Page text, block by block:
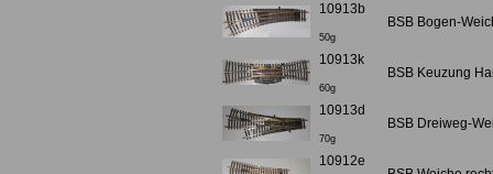
10913b
50g
BSB Bogen-
10913k
60g
BSB Keuzung
10913d
70g
BSB Dreiweg-
10912e